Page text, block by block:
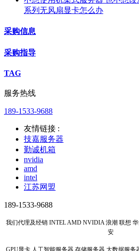
系列无风扇显卡怎么办
采购信息
采购指导
TAG
服务热线
189-1533-9688
友情链接 :
技嘉服务器
勤诚机箱
nvidia
amd
intel
江苏网盟
189-1533-9688
我们代理及经销 INTEL AMD NVIDIA 浪潮 联想
安
GPU显卡 人工智能服务器 存储服务器 大数据服